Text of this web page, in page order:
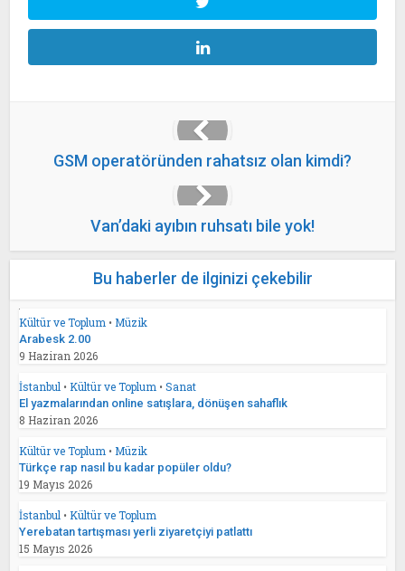
GSM operatöründen rahatsız olan kimdi?
Van’daki ayıbın ruhsatı bile yok!
Bu haberler de ilginizi çekebilir
Kültür ve Toplum • Müzik
Arabesk 2.00
9 Haziran 2026
İstanbul • Kültür ve Toplum • Sanat
El yazmalarından online satışlara, dönüşen sahaflık
8 Haziran 2026
Kültür ve Toplum • Müzik
Türkçe rap nasıl bu kadar popüler oldu?
19 Mayıs 2026
İstanbul • Kültür ve Toplum
Yerebatan tartışması yerli ziyaretçiyi patlattı
15 Mayıs 2026